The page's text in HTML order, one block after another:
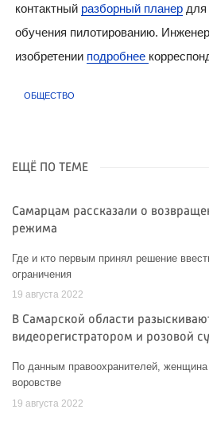
контактный разборный планердля
обучения пилотированию.
изобретении подробнее
ОБЩЕСТВО
ЕЩЁ ПО ТЕМЕ
Самарцам рассказали о
режима
Где и кто первым принял решение
ограничения
19 августа 2022
В Самарской области
видеорегистратором и розовой
По данным правоохранителей, женщина
воровстве
19 августа 2022